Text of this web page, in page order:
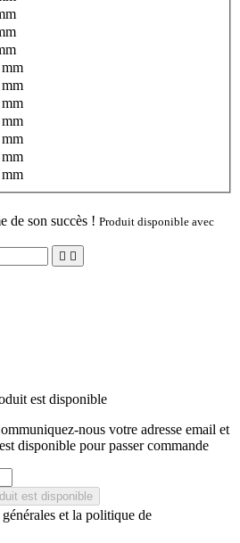
de son succès ! Produit disponible avec
 
est disponible
nous votre adresse email et
disponible pour passer commande
est disponible
et la politique de